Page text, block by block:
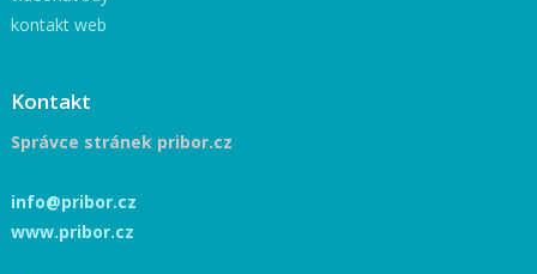
kontakt web
Kontakt
Správce stránek pribor.cz
info@pribor.cz
www.pribor.cz